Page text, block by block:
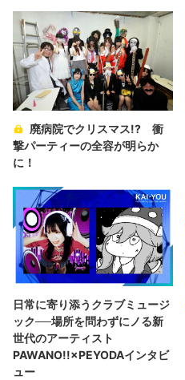
廃病院でクリスマス!? 衝
撃パーティーの全容が明らか
に！
日常に寄り添うクラブミュージ
ック──場所を問わずにノる新
世代のアーティスト
PAWANO!!×PEYODAインタビ
ュー